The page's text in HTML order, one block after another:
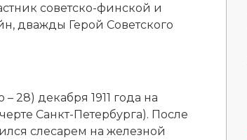
советско-финской и
, дважды Герой Советского
28) декабря 1911 года на
Санкт-Петербурга). После
слесарем на железной